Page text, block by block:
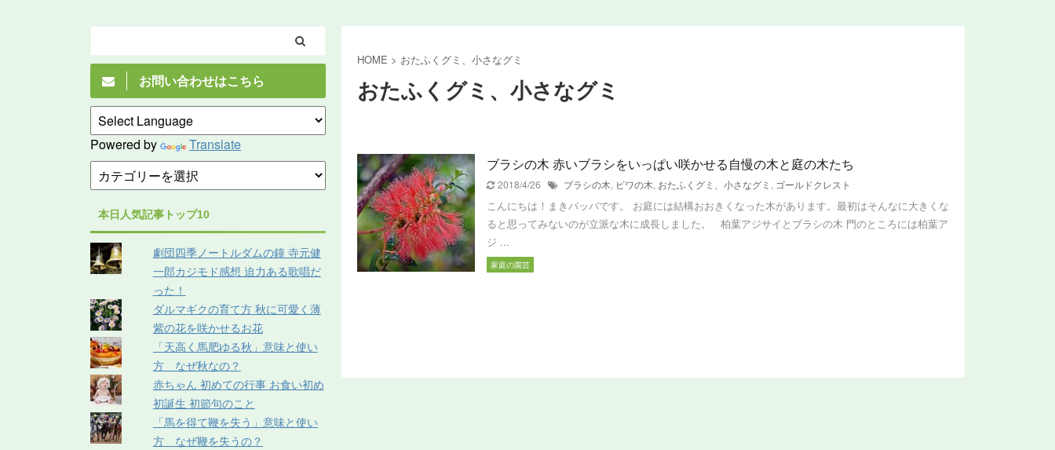
HOME > おたふくグミ、小さなグミ
おたふくグミ、小さなグミ
ブラシの木 赤いブラシをいっぱい咲かせる自慢の木と庭の木たち
2018/4/26 ブラシの木, ビワの木, おたふくグミ、小さなグミ , ゴールドクレスト
こんにちは！まきバッパです。 お庭には結構おおきくなった木があります。最初はそんなに大きくな
ると思ってみないのが立派な木に成長しました。 柏葉アジサイとブラシの木 門のところには柏葉ア
ジ ...
家庭の園芸
お問い合わせはこちら
Powered by Translate
本日人気記事トップ10
劇団四季ノートルダムの鐘 寺元健
一郎カジモド感想 迫力ある歌唱だ
った！
ダルマギクの育て方 秋に可愛く薄
紫の花を咲かせるお花
「天高く馬肥ゆる秋」意味と使い
方 なぜ秋なの？
赤ちゃん 初めての行事 お食い初め
初誕生 初節句のこと
「馬を得て鞭を失う」意味と使い
方 なぜ鞭を失うの？